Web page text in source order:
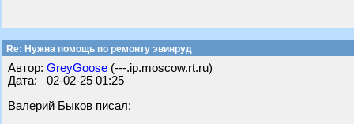
Re: Нужна помощь по ремонту эвинруд
Автор: GreyGoose (---.ip.moscow.rt.ru)
Дата: 02-02-25 01:25
Валерий Быков писал: